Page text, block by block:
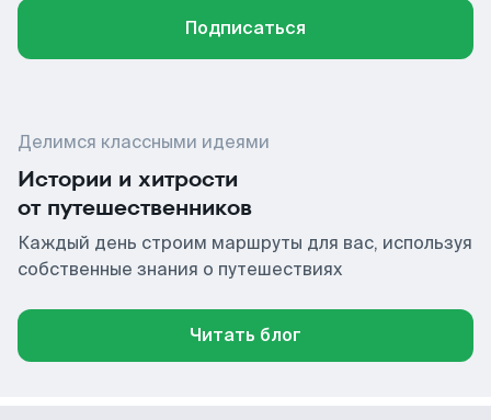
Подписаться
Делимся классными идеями
Истории и хитрости
от путешественников
Каждый день строим маршруты для вас, используя
собственные знания о путешествиях
Читать блог